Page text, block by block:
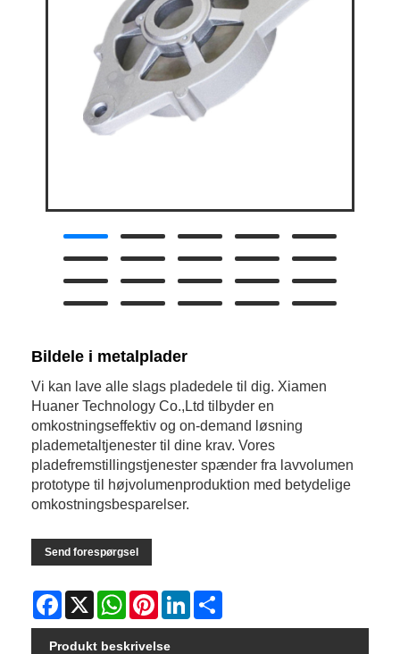
Bildele i metalplader
Vi kan lave alle slags pladedele til dig. Xiamen
Huaner Technology Co.,Ltd tilbyder en
omkostningseffektiv og on-demand løsning
plademetaltjenester til dine krav. Vores
pladefremstillingstjenester spænder fra lavvolumen
prototype til højvolumenproduktion med betydelige
omkostningsbesparelser.
Send forespørgsel
Facebook
X WhatsAppPinterestLinkedIn
Produkt beskrivelse